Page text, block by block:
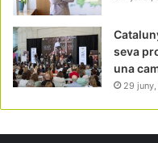
seva
una
29